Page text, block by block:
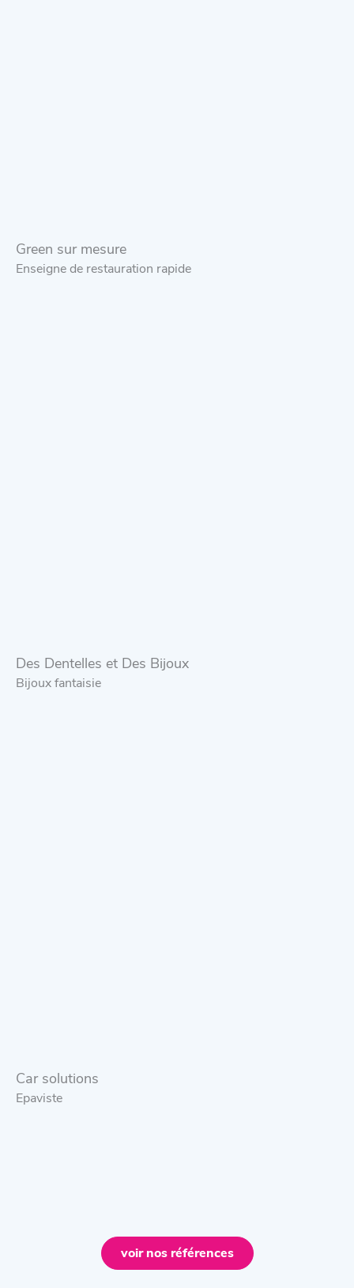
Green sur mesure
Enseigne de restauration rapide
Des Dentelles et Des Bijoux
Bijoux fantaisie
Car solutions
Epaviste
voir nos références